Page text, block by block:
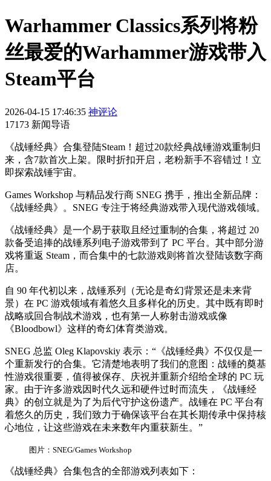
Warhammer Classics系列将粉
丝最爱的Warhammer游戏带入
Steam平台
2026-04-15 17:46:35 神评论
17173 新闻导语
《战锤经典》合集登陆Steam！超过20款经典战锤游戏重制归
来，含7款首次上架。限时折扣开启，老粉新手不容错过！立
即探索战锤宇宙。
Games Workshop 与精品发行商 SNEG 携手，推出全新品牌：
《战锤经典》。SNEG 专注于将经典游戏带入现代游戏领域。
《战锤经典》是一个易于获取且经过重制的合集，将超过 20
款备受追捧的战锤系列电子游戏带到了 PC 平台。其中部分游
戏将重返 Steam，而合集中的七款游戏则将首次登陆该数字商
店。
自 90 年代初以来，战锤系列（无论是奇幻背景还是未来背
景）在 PC 游戏领域有着悠久且多样化的历史。其中既有即时
战略或回合制战术游戏，也有第一人称射击游戏或像
《Bloodbowl》这样的奇幻体育类游戏。
SNEG 总监 Oleg Klapovskiy 表示：“《战锤经典》不仅仅是一
个重新发行的合集。它清楚地表明了我们的意图：战锤的奠基
性游戏很重要，值得被保存、庆祝并重新介绍给全球的 PC 玩
家。由于许多游戏因时代久远和硬件过时而流失，《战锤经
典》的创立就是为了为后代守护这份遗产。战锤在 PC 平台有
着悠久的历史，我们致力于确保该平台在其长期传承中保持核
心地位，让这些游戏在未来数年内重获新生。”
图片：SNEG/Games Workshop
《战锤经典》合集包含的全部游戏列表如下：